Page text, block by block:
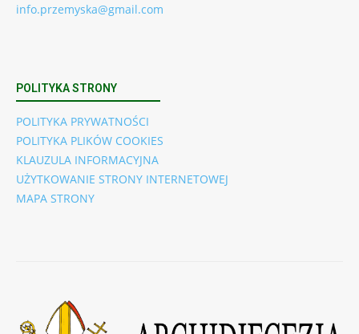
info.przemyska@gmail.com
POLITYKA STRONY
POLITYKA PRYWATNOŚCI
POLITYKA PLIKÓW COOKIES
KLAUZULA INFORMACYJNA
UŻYTKOWANIE STRONY INTERNETOWEJ
MAPA STRONY